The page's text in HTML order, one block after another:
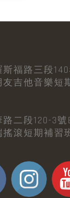
福路三段
吉他音樂短
二段120-3號
滾短期補習